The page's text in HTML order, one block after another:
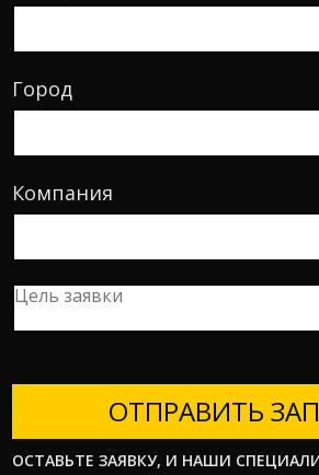
Город
Компания
ОТПРАВИТЬ
ОСТАВЬТЕ ЗАЯВКУ, И НАШИ